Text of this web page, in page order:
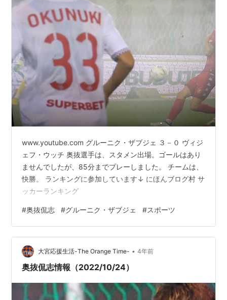
www.youtube.com グルーニク・ザブジェ ３－０ ヴィジ
ェフ・ウッチ 奥抜選手は、スタメン出場。ゴールはあり
ませんでしたが、85分までプレーしました。 チームは、
快勝。 ランキングに参加しています↓ にほんブログ村 サ
ッカーランキング
#奥抜侃志 #グルーニク・ザブジェ #スポーツ
大宮応援生活-The Orange Time- • 4年前
奥抜侃志情報（2022/10/24）